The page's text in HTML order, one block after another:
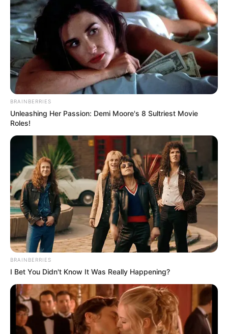
BRAINBERRIES
Unleashing Her Passion: Demi Moore's 8 Sultriest Movie
Roles!
BRAINBERRIES
I Bet You Didn't Know It Was Really Happening?